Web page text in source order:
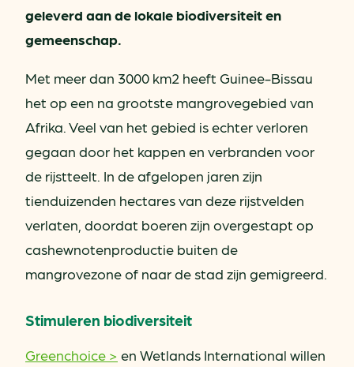
geleverd aan de lokale biodiversiteit en
gemeenschap.
Met meer dan 3000 km2 heeft Guinee-Bissau
het op een na grootste mangrovegebied van
Afrika. Veel van het gebied is echter verloren
gegaan door het kappen en verbranden voor
de rijstteelt. In de afgelopen jaren zijn
tienduizenden hectares van deze rijstvelden
verlaten, doordat boeren zijn overgestapt op
cashewnotenproductie buiten de
mangrovezone of naar de stad zijn gemigreerd.
Stimuleren biodiversiteit
Greenchoice > en Wetlands International willen